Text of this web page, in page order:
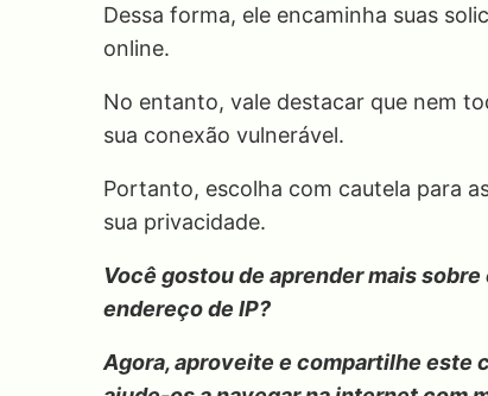
Dessa forma, ele encaminha suas
online.
No entanto, vale destacar que nem
sua conexão vulnerável.
Portanto, escolha com cautela para
sua privacidade.
Você gostou de aprender mais sobre
endereço de IP?
Agora, aproveite e compartilhe este